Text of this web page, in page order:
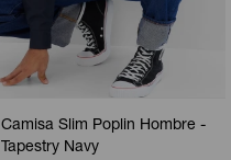
Camisa Slim Poplin Hombre -
Tapestry Navy